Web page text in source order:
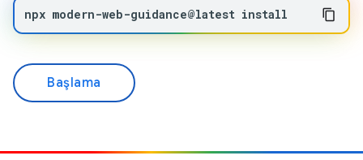
npx modern-web-guidance@latest install
Başlama